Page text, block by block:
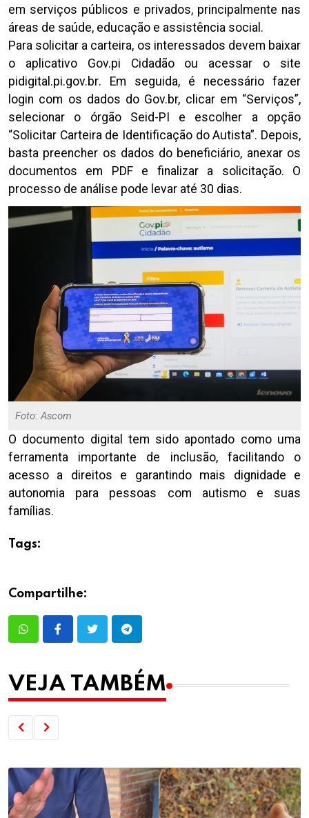
em serviços públicos e privados, principalmente nas
áreas de saúde, educação e assistência social.
Para solicitar a carteira, os interessados devem baixar
o aplicativo Gov.pi Cidadão ou acessar o site
pidigital.pi.gov.br. Em seguida, é necessário fazer
login com os dados do Gov.br, clicar em “Serviços”,
selecionar o órgão Seid-PI e escolher a opção
“Solicitar Carteira de Identificação do Autista”. Depois,
basta preencher os dados do beneficiário, anexar os
documentos em PDF e finalizar a solicitação. O
processo de análise pode levar até 30 dias.
Foto: Ascom
O documento digital tem sido apontado como uma
ferramenta importante de inclusão, facilitando o
acesso a direitos e garantindo mais dignidade e
autonomia para pessoas com autismo e suas
famílias.
Tags:
Compartilhe:
VEJA TAMBÉM